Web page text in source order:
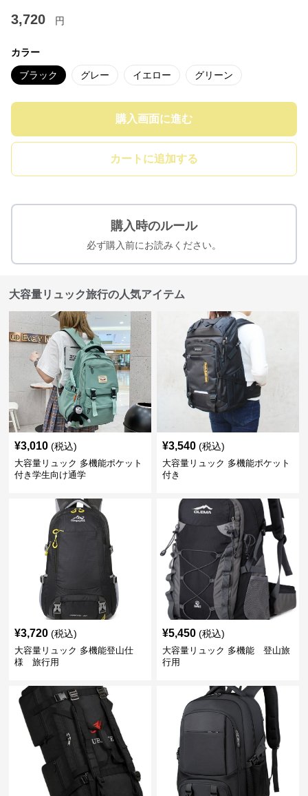
3,720 円
カラー
ブラック グレー イエロー グリーン
購入画面に進む
カートに追加する
購入時のルール
必ず購入前にお読みください。
大容量リュック旅行の人気アイテム
¥3,010 (税込)
大容量リュック 多機能ポケット
付き学生向け通学
¥3,540 (税込)
大容量リュック 多機能ポケット
付き
¥3,720 (税込)
大容量リュック 多機能登山仕
様 旅行用
¥5,450 (税込)
大容量リュック 多機能 登山旅
行用